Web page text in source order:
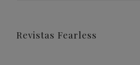
Revistas Fearless